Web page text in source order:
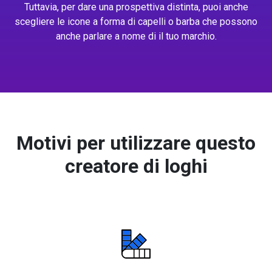
Tuttavia, per dare una prospettiva distinta, puoi anche
scegliere le icone a forma di capelli o barba che possono
anche parlare a nome di il tuo marchio.
Motivi per utilizzare questo
creatore di loghi